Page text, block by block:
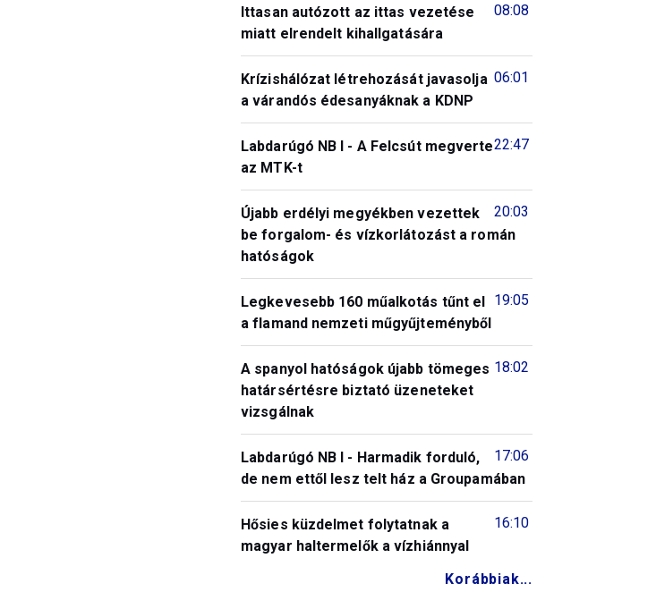
08:08
Ittasan autózott az ittas vezetése
miatt elrendelt kihallgatására
06:01
Krízishálózat létrehozását javasolja
a várandós édesanyáknak a KDNP
22:47
Labdarúgó NB I - A Felcsút megverte
az MTK-t
20:03
Újabb erdélyi megyékben vezettek
be forgalom- és vízkorlátozást a román
hatóságok
19:05
Legkevesebb 160 műalkotás tűnt el
a flamand nemzeti műgyűjteményből
18:02
A spanyol hatóságok újabb tömeges
határsértésre biztató üzeneteket
vizsgálnak
17:06
Labdarúgó NB I - Harmadik forduló,
de nem ettől lesz telt ház a Groupamában
16:10
Hősies küzdelmet folytatnak a
magyar haltermelők a vízhiánnyal
Korábbiak...